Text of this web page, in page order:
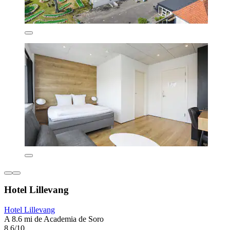
Hotel Lillevang
Hotel Lillevang
A 8.6 mi de Academia de Soro